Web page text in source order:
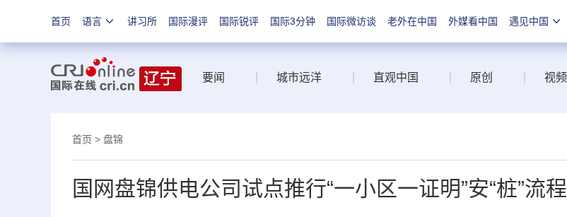
首页 语言 讲习所 国际漫评 国际锐评 国际3分钟 国际微访谈 老外在中国 外媒看中国 遇见中国
要闻 城市远洋 直观中国 原创 视频
首页 > 盘锦
国网盘锦供电公司试点推行“一小区一证明”安“桩”流程